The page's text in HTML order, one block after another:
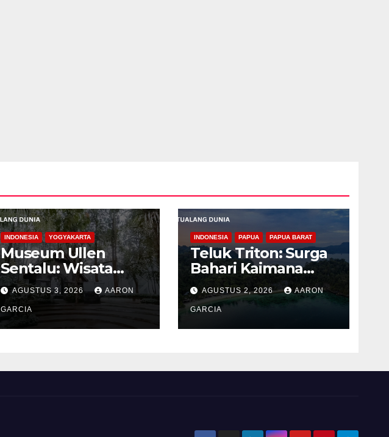
INDONESIA YOGYAKARTA
Museum Ullen
Sentalu: Wisata
Budaya Jawa yang
Elegan di Lereng
Kaliurang
AGUSTUS 3, 2026 AARON
GARCIA
INDONESIA PAPUA PAPUA BARAT
Teluk Triton: Surga
Bahari Kaimana
dengan Laut Biru
AGUSTUS 2, 2026 AARON
GARCIA